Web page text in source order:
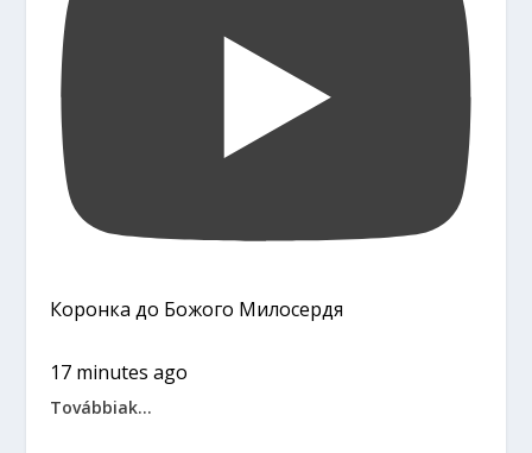
Коронка до Божого Милосердя
17 minutes ago
Továbbiak...